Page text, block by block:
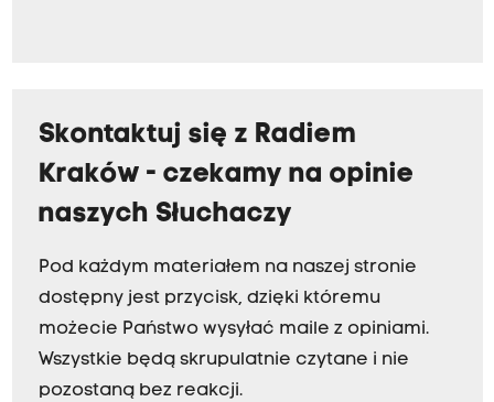
Skontaktuj się z Radiem
Kraków - czekamy na opinie
naszych Słuchaczy
Pod każdym materiałem na naszej stronie
dostępny jest przycisk, dzięki któremu
możecie Państwo wysyłać maile z opiniami.
Wszystkie będą skrupulatnie czytane i nie
pozostaną bez reakcji.